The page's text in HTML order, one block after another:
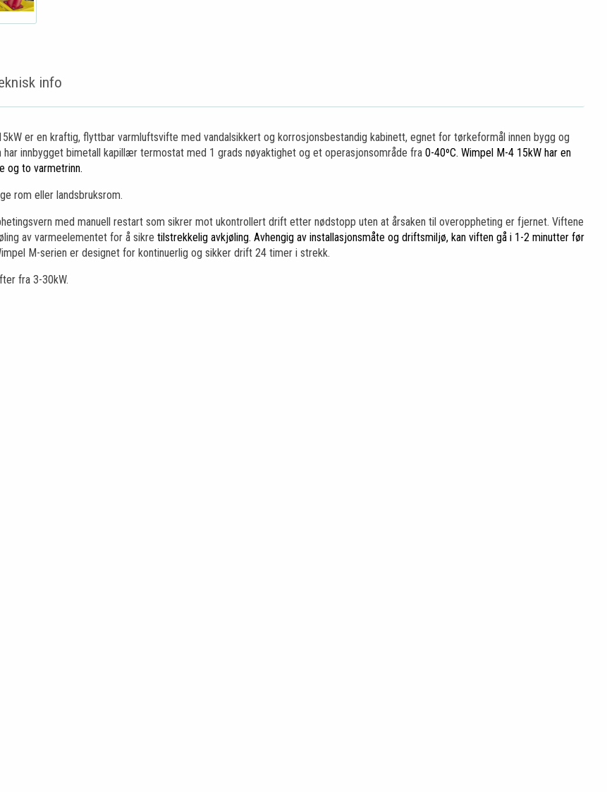
info
er en kraftig, flyttbar varmluftsvifte med vandalsikkert og korrosjonsbestandig kabinett, egnet for tørkeformål innen bygg og
har innbygget bimetall kapillær termostat med 1 grads nøyaktighet og et operasjonsområde fra 0-40ºC. Wimpel M-4 15kW har en
og to varmetrinn.
rom eller landsbruksrom.
med manuell restart som sikrer mot ukontrollert drift etter nødstopp uten at årsaken til overoppheting er fjernet. Viftene
av varmeelementet for å sikre tilstrekkelig avkjøling. Avhengig av installasjonsmåte og driftsmiljø, kan viften gå i 1-2 minutter før
M-serien er designet for kontinuerlig og sikker drift 24 timer i strekk.
fra 3-30kW.